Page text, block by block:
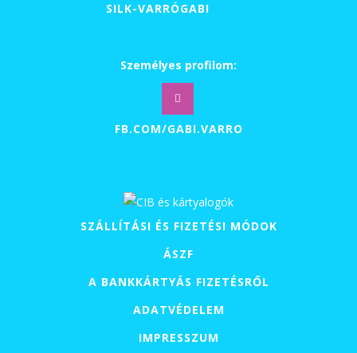
SILK-VARRÓGABI
Személyes profilom:
FB.COM/GABI.VARRO
SZÁLLÍTÁSI ÉS FIZETÉSI MÓDOK
ÁSZF
A BANKKÁRTYÁS FIZETÉSRŐL
ADATVÉDELEM
IMPRESSZUM